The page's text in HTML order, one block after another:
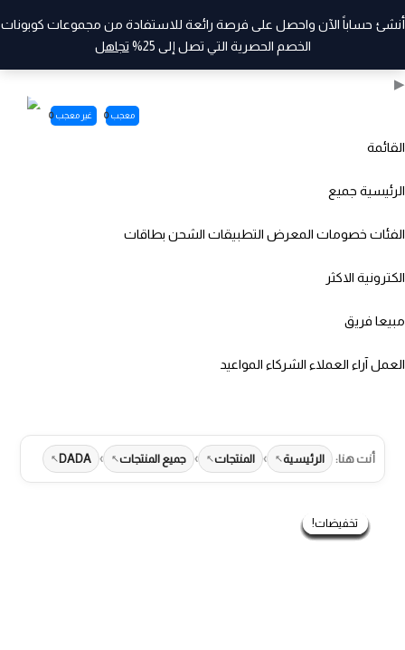
▶
معجب 0 غير معجب 0
القائمة
الرئيسية جميع
الفئات خصومات المعرض التطبيقات الشحن بطاقات
الكترونية الاكثر
مبيعا فريق
العمل آراء العملاء الشركاء المواعيد
أنشئ حساباً الآن واحصل على فرصة رائعة للاستفادة من مجموعات كوبونات
الخصم الحصرية التي تصل إلى 25%
تجاهل
أنت هنا: الرئيسية › المنتجات › جميع المنتجات ›
DADA
تخفيضات!
تخفيضات!
تخفيضات!
تخفيضات!
تخفيضات!
تخفيضات!
تخفيضات!
تخفيضات!
تخفيضات!
تخفيضات!
تخفيضات!
تخفيضات!